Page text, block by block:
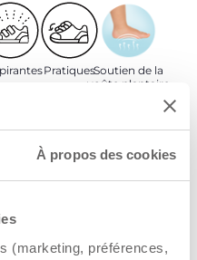
À propos des cookies
(marketing, préférences,
PratiquesSoutien de la
voûte plantaire